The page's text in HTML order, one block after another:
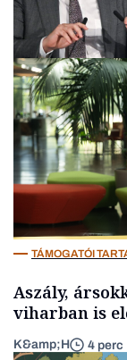
Magyar cégek
TÁMOGATÓI
Aszály,
viharban is
K&amp;H 4 perc